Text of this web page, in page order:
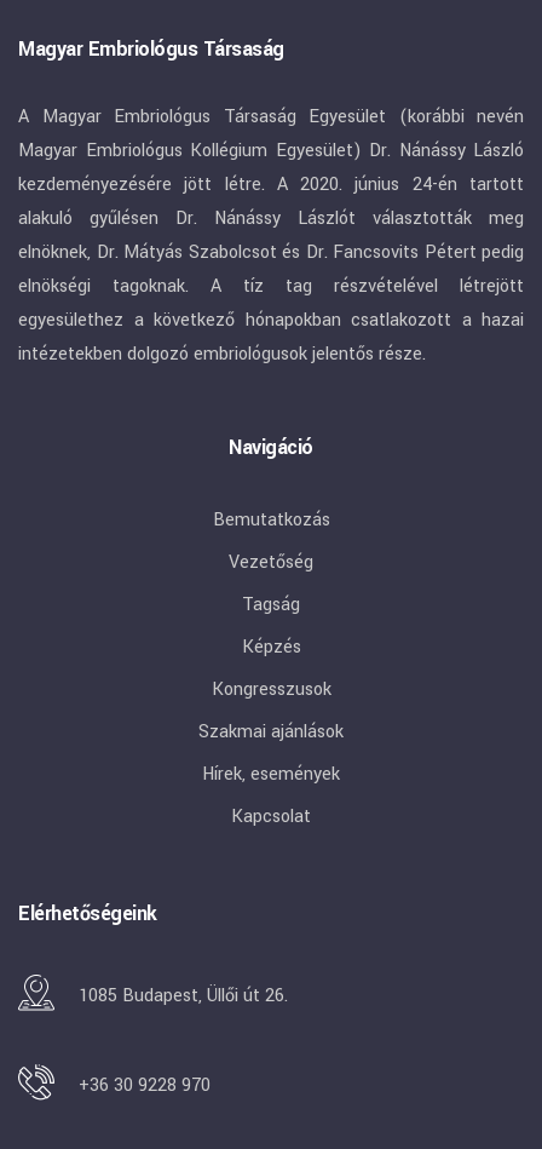
Magyar Embriológus Társaság
A Magyar Embriológus Társaság Egyesület (korábbi nevén
Magyar Embriológus Kollégium Egyesület) Dr. Nánássy László
kezdeményezésére jött létre. A 2020. június 24-én tartott
alakuló gyűlésen Dr. Nánássy Lászlót választották meg
elnöknek, Dr. Mátyás Szabolcsot és Dr. Fancsovits Pétert pedig
elnökségi tagoknak. A tíz tag részvételével létrejött
egyesülethez a következő hónapokban csatlakozott a hazai
intézetekben dolgozó embriológusok jelentős része.
Navigáció
Bemutatkozás
Vezetőség
Tagság
Képzés
Kongresszusok
Szakmai ajánlások
Hírek, események
Kapcsolat
Elérhetőségeink
1085 Budapest, Üllői út 26.
+36 30 9228 970